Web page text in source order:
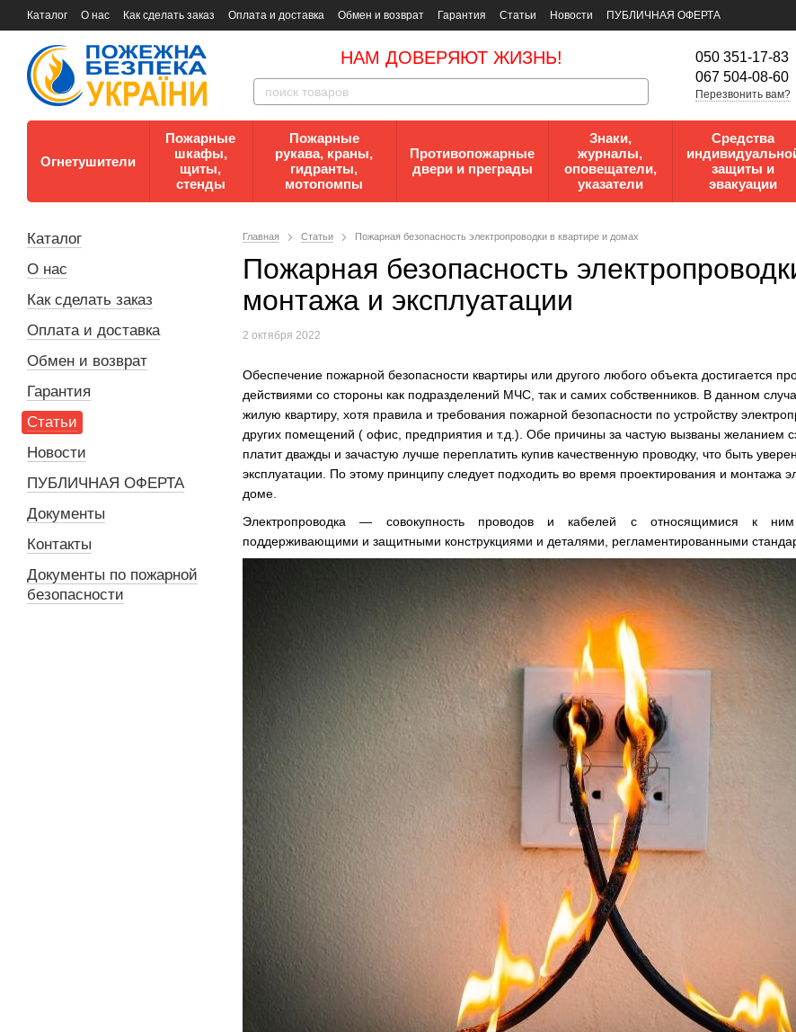
Каталог О нас Как сделать заказ Оплата и доставка Обмен и возврат Гарантия Статьи Новости
ПУБЛИЧНАЯ ОФЕРТА
Документы
Контакты Документы по пожарной безопасности
НАМ ДОВЕРЯЮТ ЖИЗНЬ!
050 351-17-83
067 504-08-60
Перезвонить вам?
Огнетушители
Пожарные
шкафы,
щиты,
стенды
Пожарные
рукава, краны,
гидранты,
мотопомпы
Противопожарные
двери и преграды
Знаки,
журналы,
оповещатели,
указатели
Средства
защиты и
эвакуации
Главная Статьи Пожарная безопасность электропроводки в квартире и домах
Пожарная безопасность
монтажа и эксплуатации
2 октября 2022
Обеспечение пожарной безопасности квартиры или другого любого объекта достигается
действиями со стороны как подразделений МЧС, так и самих собственников. В данном
жилую квартиру, хотя правила и требования пожарной безопасности по устройству
других помещений ( офис, предприятия и т.д.). Обе причины за частую вызваны желанием
платит дважды и зачастую лучше переплатить купив качественную проводку, что быть
эксплуатации. По этому принципу следует подходить во время проектирования и монтажа
доме.
Электропроводка — совокупность проводов и кабелей с относящимися к ним
поддерживающими и защитными конструкциями и деталями, регламентированными
Каталог
О нас
Как сделать заказ
Оплата и доставка
Обмен и возврат
Гарантия
Статьи
Новости
ПУБЛИЧНАЯ ОФЕРТА
Документы
Контакты
Документы по пожарной
безопасности